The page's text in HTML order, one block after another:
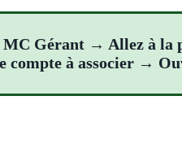
MC Gérant → Allez à la
compte à associer →